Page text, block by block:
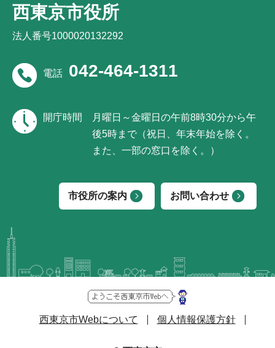
西東京市役所
法人番号1000020132292
電話 042-464-1311
開庁時間
月曜日～金曜日の午前8時30分から午
後5時まで（祝日、年末年始を除く。
また、一部の窓口を除く。）
市役所の案内 お問い合わせ
西東京市Webについて 個人情報保護方針